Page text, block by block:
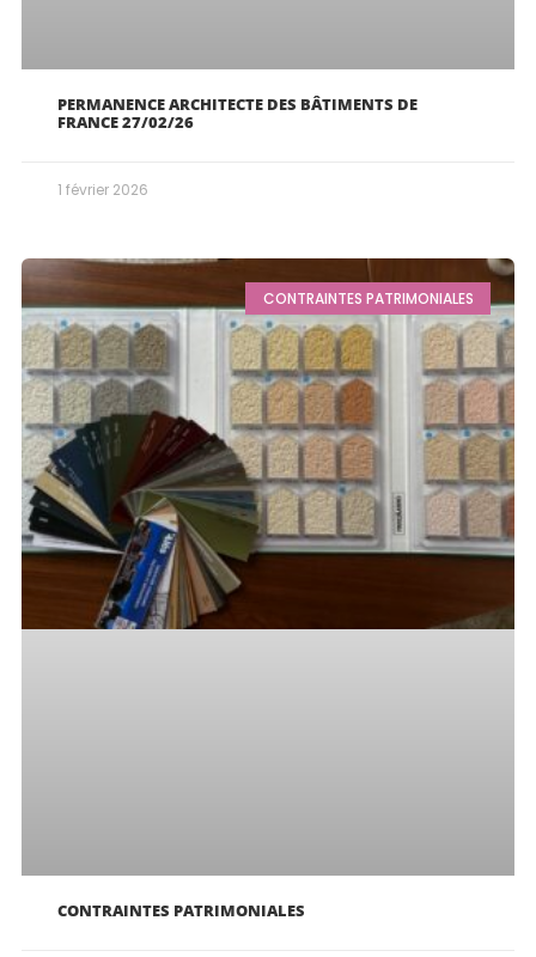
PERMANENCE ARCHITECTE DES BÂTIMENTS DE
FRANCE 27/02/26
1 février 2026
CONTRAINTES PATRIMONIALES
CONTRAINTES PATRIMONIALES